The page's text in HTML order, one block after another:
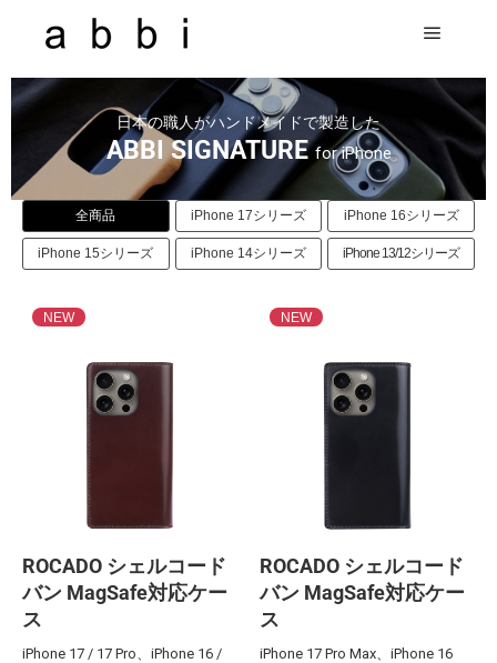
日本の職人がハンドメイドで製造した
ABBI SIGNATUREfor iPhone
全商品 iPhone 17シリーズ iPhone 16シリーズ
iPhone 15シリーズ iPhone 14シリーズ iPhone 13/12シリーズ
ROCADO シェルコード
バン MagSafe対応ケー
ス
iPhone 17 / 17 Pro、iPhone 16 /
NEW
ROCADO シェルコード
バン MagSafe対応ケー
ス
iPhone 17 Pro Max、iPhone 16
NEW